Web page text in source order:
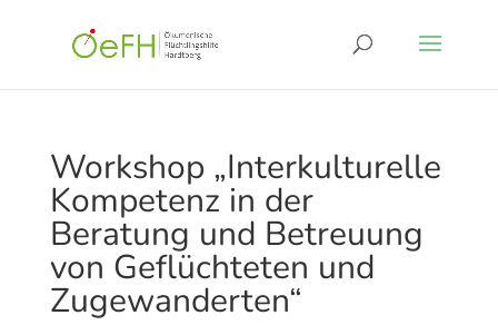
Workshop „Interkulturelle
Kompetenz in der
Beratung und Betreuung
von Geflüchteten und
Zugewanderten“